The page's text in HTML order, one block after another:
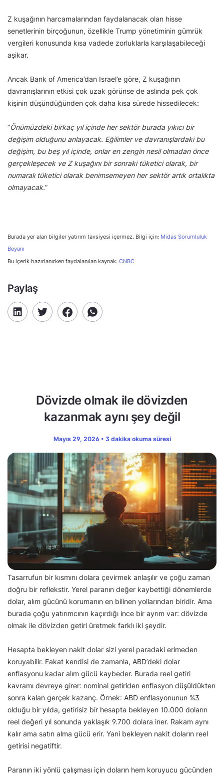
Z kuşağının harcamalarından faydalanacak olan hisse
senetlerinin birçoğunun, özellikle Trump yönetiminin gümrük
vergileri konusunda kısa vadede zorluklarla karşılaşabileceği
aşikar.
Ancak Bank of America’dan Israel’e göre, Z kuşağının
davranışlarının etkisi çok uzak görünse de aslında pek çok
kişinin düşündüğünden çok daha kısa sürede hissedilecek:
“Önümüzdeki birkaç yıl içinde her sektör burada yıkıcı bir
değişim olduğunu anlayacak. Eğilimler ve davranışlardaki bu
değişim, bu beş yıl içinde, onlar en zengin nesil olmadan önce
gerçekleşecek ve Z kuşağını bir sonraki tüketici olarak, bir
numaralı tüketici olarak benimsemeyen her sektör artık ortalıkta
olmayacak.”
Burada yer alan bilgiler yatırım tavsiyesi içermez. Bilgi için: Midas Sorumluluk
Beyanı
Bu içerik hazırlanırken faydalanılan kaynak: CNBC
Paylaş
Dövizde olmak ile dövizden
kazanmak aynı şey değil
Mayıs 29, 2026 • 3 dakika okuma süresi
Tasarrufun bir kısmını dolara çevirmek anlaşılır ve çoğu zaman
doğru bir reflekstir. Yerel paranın değer kaybettiği dönemlerde
dolar, alım gücünü korumanın en bilinen yollarından biridir. Ama
burada çoğu yatırımcının kaçırdığı ince bir ayrım var: dövizde
olmak ile dövizden getiri üretmek farklı iki şeydir.
Hesapta bekleyen nakit dolar sizi yerel paradaki erimeden
koruyabilir. Fakat kendisi de zamanla, ABD’deki dolar
enflasyonu kadar alım gücü kaybeder. Burada reel getiri
kavramı devreye girer: nominal getiriden enflasyon düşüldükten
sonra kalan gerçek kazanç. Örnek: ABD enflasyonunun %3
olduğu bir yılda, getirisiz bir hesapta bekleyen 10.000 doların
reel değeri yıl sonunda yaklaşık 9.700 dolara iner. Rakam aynı
kalır ama satın alma gücü erir. Yani bekleyen nakit doların reel
getirisi negatiftir.
Paranın iki yönlü çalışması için doların hem koruyucu gücünden